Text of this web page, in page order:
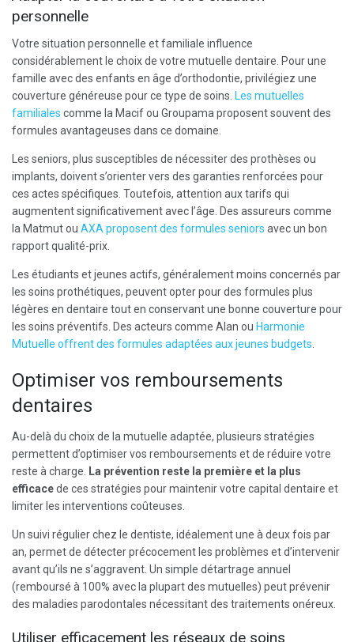
personnelle
Votre situation personnelle et familiale influence
considérablement le choix de votre mutuelle dentaire. Pour une
famille avec des enfants en âge d’orthodontie, privilégiez une
couverture généreuse pour ce type de soins. Les mutuelles
familiales comme la Macif ou Groupama proposent souvent des
formules avantageuses dans ce domaine.
Les seniors, plus susceptibles de nécessiter des prothèses ou
implants, doivent s’orienter vers des garanties renforcées pour
ces actes spécifiques. Toutefois, attention aux tarifs qui
augmentent significativement avec l’âge. Des assureurs comme
la Matmut ou AXA proposent des formules seniors avec un bon
rapport qualité-prix.
Les étudiants et jeunes actifs, généralement moins concernés par
les soins prothétiques, peuvent opter pour des formules plus
légères en dentaire tout en conservant une bonne couverture pour
les soins préventifs. Des acteurs comme Alan ou Harmonie
Mutuelle offrent des formules adaptées aux jeunes budgets
Optimiser vos remboursements
dentaires
Au-delà du choix de la mutuelle adaptée, plusieurs stratégies
permettent d’optimiser vos remboursements et de réduire votre
reste à charge. La prévention reste la première et la plus
efficacede ces stratégies pour maintenir votre capital dentaire et
limiter les interventions coûteuses.
Un suivi régulier chez le dentiste, idéalement une à deux fois par
an, permet de détecter précocement les problèmes et d’intervenir
avant qu’ils ne s’aggravent. Un simple détartrage annuel
(remboursé à 100% avec la plupart des mutuelles) peut prévenir
des maladies parodontales nécessitant des traitements onéreux.
Utiliser efficacement les réseaux de soins